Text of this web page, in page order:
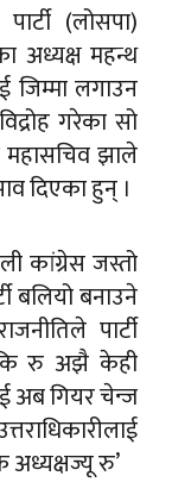
(लोसपा)
अध्यक्ष महन्थ
जिम्मा लगाउन
गरेका सो
महासचिव झाले
दिएका हुन् ।
कांग्रेस जस्तो
बलियो बनाउने
पार्टी
रु अझै केही
अब गियर चेन्ज
अध्यक्षज्यू रु’